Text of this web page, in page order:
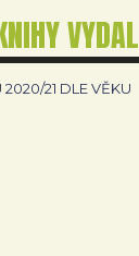
VYDAL
21 DLE VĚKU